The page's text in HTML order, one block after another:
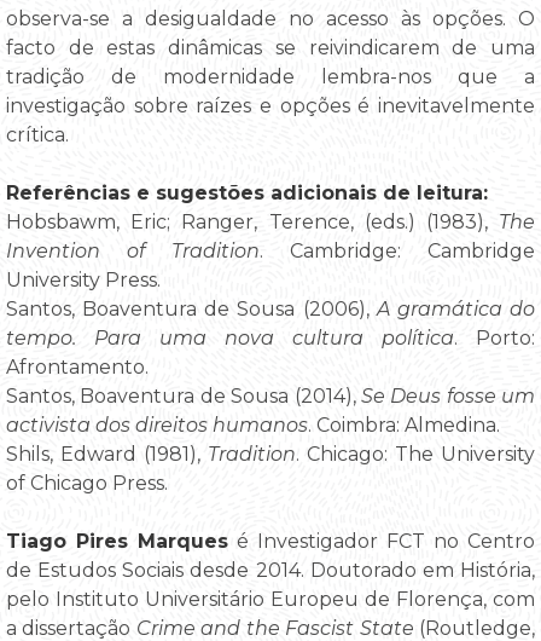
observa-se a desigualdade no acesso às opções. O
facto de estas dinâmicas se reivindicarem de uma
tradição de modernidade lembra-nos que a
investigação sobre raízes e opções é inevitavelmente
crítica.
Referências e sugestões adicionais de leitura:
Hobsbawm, Eric; Ranger, Terence, (eds.) (1983), The
Invention of Tradition. Cambridge: Cambridge
University Press.
Santos, Boaventura de Sousa (2006), A gramática do
tempo. Para uma nova cultura política. Porto:
Afrontamento.
Santos, Boaventura de Sousa (2014), Se Deus fosse um
activista dos direitos humanos. Coimbra: Almedina.
Shils, Edward (1981), Tradition. Chicago: The University
of Chicago Press.
Tiago Pires Marques é Investigador FCT no Centro
de Estudos Sociais desde 2014. Doutorado em História,
pelo Instituto Universitário Europeu de Florença, com
a dissertação Crime and the Fascist State (Routledge,